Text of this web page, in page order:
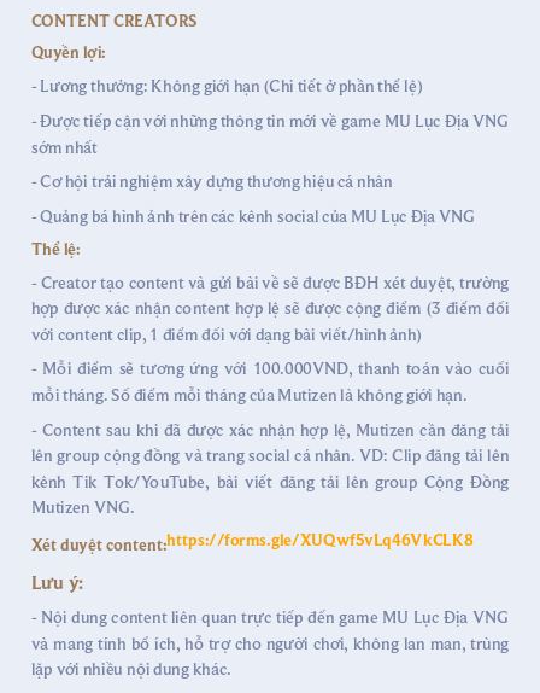
CONTENT CREATORS
Quyền lợi:
- Lương thưởng: Không giới hạn (Chi tiết ở phần thể lệ)
- Được tiếp cận với những thông tin mới về game MU Lục Địa VNG
sớm nhất
- Cơ hội trải nghiệm xây dựng thương hiệu cá nhân
- Quảng bá hình ảnh trên các kênh social của MU Lục Địa VNG
Thể lệ:
- Creator tạo content và gửi bài về sẽ được BĐH xét duyệt, trường
hợp được xác nhận content hợp lệ sẽ được cộng điểm (3 điểm đối
với content clip, 1 điểm đối với dạng bài viết/hình ảnh)
- Mỗi điểm sẽ tương ứng với 100.000VND, thanh toán vào cuối
mỗi tháng. Số điểm mỗi tháng của Mutizen là không giới hạn.
- Content sau khi đã được xác nhận hợp lệ, Mutizen cần đăng tải
lên group cộng đồng và trang social cá nhân. VD: Clip đăng tải lên
kênh Tik Tok/YouTube, bài viết đăng tải lên group Cộng Đồng
Mutizen VNG.
Xét duyệt content:https://forms.gle/XUQwf5vLq46VkCLK8
Lưu ý:
- Nội dung content liên quan trực tiếp đến game MU Lục Địa VNG
và mang tính bổ ích, hỗ trợ cho người chơi, không lan man, trùng
lặp với nhiều nội dung khác.